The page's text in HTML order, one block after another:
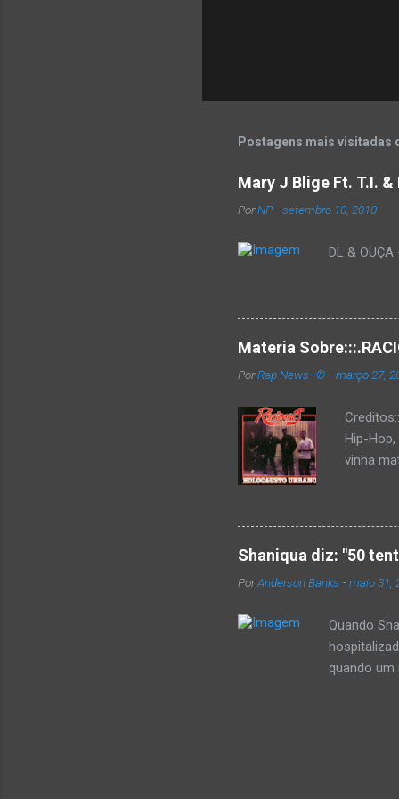
Postagens mais visitadas
Mary J Blige Ft. T.I. &
PorNP -setembro 10, 2010
DL &
Materia
PorRap News--® -março 27,
Hip-
vinha
Como
rica
Cultura
Shaniqua diz: "50
PorAnderson Banks -maio 31,
Quando
quando
50 cent